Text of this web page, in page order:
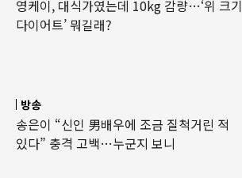
영케이, 대식가였는데 10kg 감량…‘위 크기
다이어트’ 뭐길래?
방송
송은이 “신인 男배우에 조금 질척거린 적
있다” 충격 고백…누군지 보니